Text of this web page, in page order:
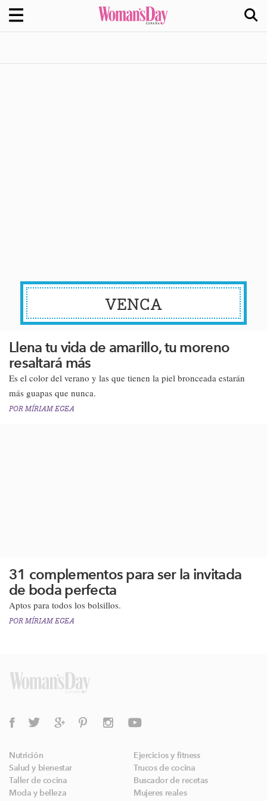
VENCA
Llena tu vida de amarillo, tu moreno
resaltará más
Es el color del verano y las que tienen la piel bronceada estarán
más guapas que nunca​.
POR MÍRIAM EGEA
31 complementos para ser la invitada
de boda perfecta
Aptos para todos los bolsillos.
POR MÍRIAM EGEA
Nutrición
Ejercicios y fitness
Salud y bienestar
Trucos de cocina
Taller de cocina
Buscador de recetas
Moda y belleza
Mujeres reales